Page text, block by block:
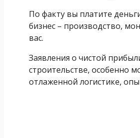
По факту вы платите
бизнес – производство,
вас.
Заявления о чистой
строительстве, особенно
отлаженной логистике,